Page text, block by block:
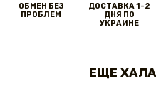
ОБМЕН БЕЗ
ПРОБЛЕМ
ДОСТАВКА 1-2
ДНЯ ПО
УКРАИНЕ
ЕЩЕ